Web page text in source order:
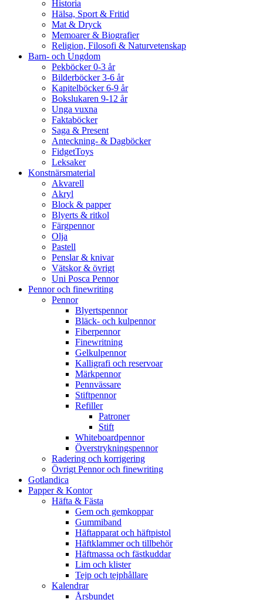
Historia
Hälsa, Sport & Fritid
Mat & Dryck
Memoarer & Biografier
Religion, Filosofi & Naturvetenskap
Barn- och Ungdom
Pekböcker 0-3 år
Bilderböcker 3-6 år
Kapitelböcker 6-9 år
Bokslukaren 9-12 år
Unga vuxna
Faktaböcker
Saga & Present
Anteckning- & Dagböcker
FidgetToys
Leksaker
Konstnärsmaterial
Akvarell
Akryl
Block & papper
Blyerts & ritkol
Färgpennor
Olja
Pastell
Penslar & knivar
Vätskor & övrigt
Uni Posca Pennor
Pennor och finewriting
Pennor
Blyertspennor
Bläck- och kulpennor
Fiberpennor
Finewritning
Gelkulpennor
Kalligrafi och reservoar
Märkpennor
Pennvässare
Stiftpennor
Refiller
Patroner
Stift
Whiteboardpennor
Överstrykningspennor
Radering och korrigering
Övrigt Pennor och finewriting
Gotlandica
Papper & Kontor
Häfta & Fästa
Gem och gemkoppar
Gummiband
Häftapparat och häftpistol
Häftklammer och tillbehör
Häftmassa och fästkuddar
Lim och klister
Tejp och tejphållare
Kalendrar
Årsbundet